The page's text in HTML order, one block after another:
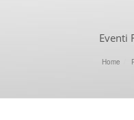
Eventi
Home